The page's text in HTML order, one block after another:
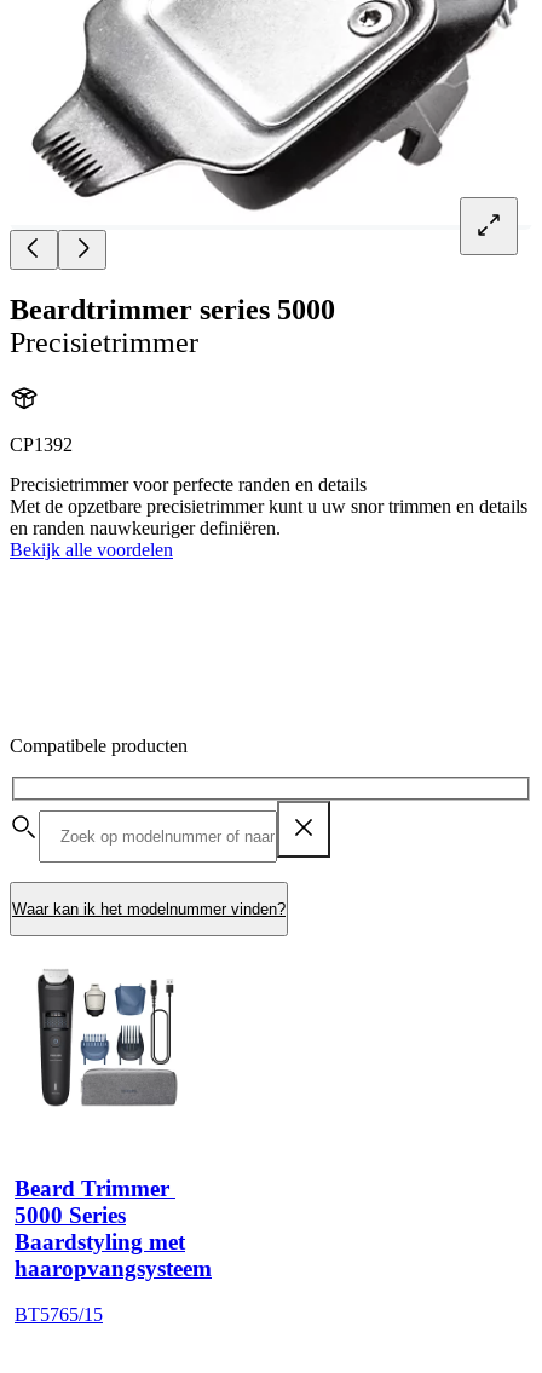
Beardtrimmer series 5000
Precisietrimmer
CP1392
Precisietrimmer voor perfecte randen en details
Met de opzetbare precisietrimmer kunt u uw snor trimmen en details
en randen nauwkeuriger definiëren.
Bekijk alle voordelen
Compatibele producten
Waar kan ik het modelnummer vinden?
Beard Trimmer
5000 Series
Baardstyling met
haaropvangsysteem
BT5765/15